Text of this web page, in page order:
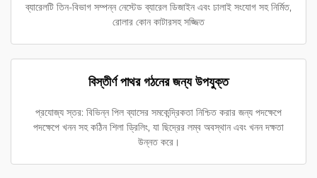
ব্যারেলটি তিন-বিভাগ সম্পন্ন নেস্টেড ব্যারেল ডিজাইন এবং ঢালাই সংযোগ সহ নির্মিত,
রোলার কোন কাটারসহ সজ্জিত
বিস্তীর্ণ পাথর গঠনের জন্য উপযুক্ত
প্রযোজ্য স্তর: বিভিন্ন পিল ব্যাসের সমকেন্দ্রিকতা নিশ্চিত করার জন্য পদক্ষেপে
পদক্ষেপে খনন সহ কঠিন শিলা ড্রিলিং, যা ছিদ্রের লম্ব অবস্থান এবং খনন দক্ষতা
উন্নত করে।